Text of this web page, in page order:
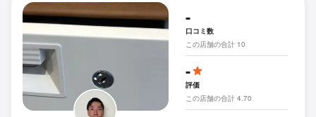
-
口コミ数
この店舗の合計 10
-
評価
この店舗の合計 4.70